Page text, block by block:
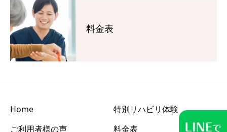
料金表
Home
特別リハビリ体験
ご利用者様の声
料金表